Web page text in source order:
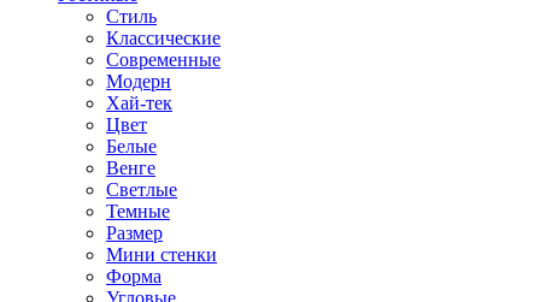
Стиль
Классические
Современные
Модерн
Хай-тек
Цвет
Белые
Венге
Светлые
Темные
Размер
Мини стенки
Форма
Угловые